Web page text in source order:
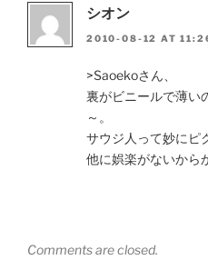
シオン
2010-08-12 AT
>Saoekoさん、
裏がビニールで薄い
～。
サウジ人って妙にピ
他に娯楽がないから
Comments are closed.